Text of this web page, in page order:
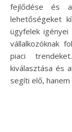
fejlődése és
lehetőségeket
ügyfelek
vállalkozóknak
piaci
kiválasztása és
segíti elő,